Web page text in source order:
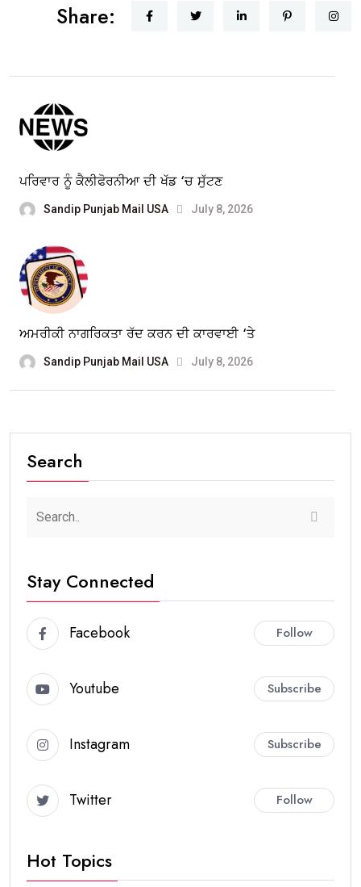
Share:
ਪਰਿਵਾਰ ਨੂੰ ਕੈਲੀਫੋਰਨੀਆ ਦੀ ਖੱਡ ‘ਚ ਸੁੱਟਣ
Sandip Punjab Mail USA July 8, 2026
ਅਮਰੀਕੀ ਨਾਗਰਿਕਤਾ ਰੱਦ ਕਰਨ ਦੀ ਕਾਰਵਾਈ ‘ਤੇ
Sandip Punjab Mail USA July 8, 2026
Search
Stay Connected
Facebook Follow
Youtube Subscribe
Instagram Subscribe
Twitter Follow
Hot Topics